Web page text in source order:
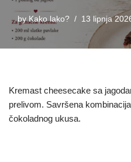
byKako lako? 13 lipnja
Kremast cheesecake sa
prelivom. Savršena
čokoladnog ukusa.